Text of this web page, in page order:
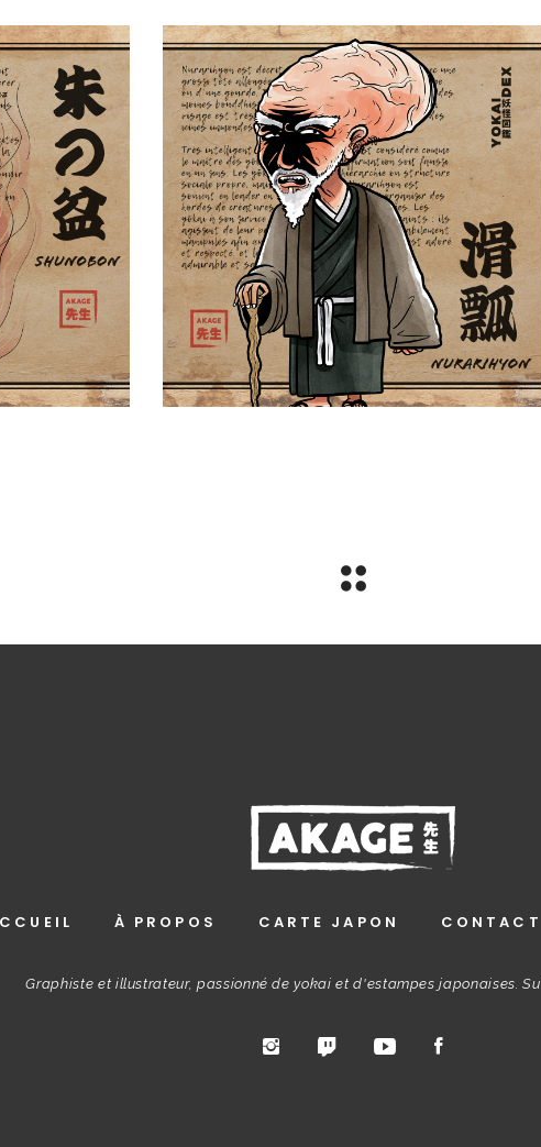
盆 Nurarihyon 滑瓢
Yokaidex
À PROPOS CARTE JAPON CONTACT
Graphiste et illustrateur, passionné de yokai et d'estampes japonaises.